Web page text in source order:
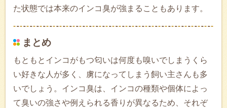
た状態では本来のインコ臭が強まることもあります。
まとめ
もともとインコがもつ匂いは何度も嗅いでしまうくら
い好きな人が多く、虜になってしまう飼い主さんも多
いでしょう。インコ臭は、インコの種類や個体によっ
て臭いの強さや例えられる香りが異なるため、それぞ